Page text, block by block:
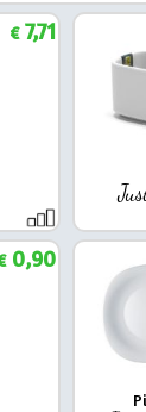
€7,71
0,90